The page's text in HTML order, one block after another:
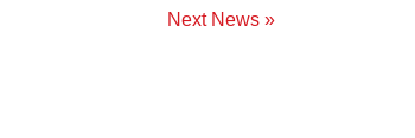
Next News »